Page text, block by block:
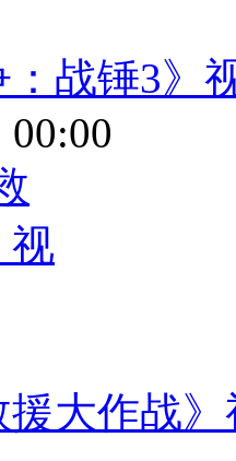
：战锤3》
00:00
援大作战